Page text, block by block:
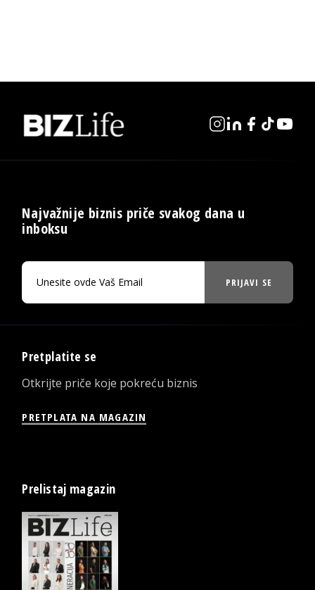
Najvažnije biznis priče svakog dana u
inboksu
PRIJAVI SE
Pretplatite se
Otkrijte priče koje pokreću biznis
PRETPLATA NA MAGAZIN
Prelistaj magazin